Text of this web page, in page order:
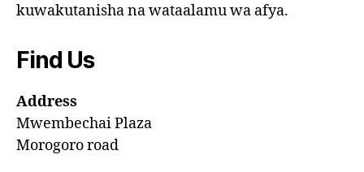
kuwakutanisha na wataalamu wa afya.
Find Us
Address
Mwembechai Plaza
Morogoro road